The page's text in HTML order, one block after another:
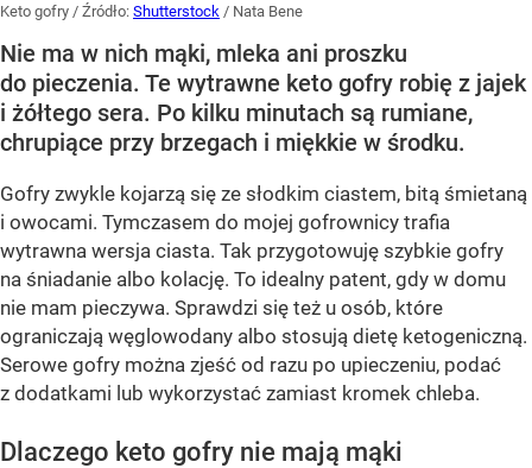
Keto gofry / Źródło: Shutterstock / Nata Bene
Nie ma w nich mąki, mleka ani proszku
do pieczenia. Te wytrawne keto gofry robię z jajek
i żółtego sera. Po kilku minutach są rumiane,
chrupiące przy brzegach i miękkie w środku.
Gofry zwykle kojarzą się ze słodkim ciastem, bitą śmietaną
i owocami. Tymczasem do mojej gofrownicy trafia
wytrawna wersja ciasta. Tak przygotowuję szybkie gofry
na śniadanie albo kolację. To idealny patent, gdy w domu
nie mam pieczywa. Sprawdzi się też u osób, które
ograniczają węglowodany albo stosują dietę ketogeniczną.
Serowe gofry można zjeść od razu po upieczeniu, podać
z dodatkami lub wykorzystać zamiast kromek chleba.
Dlaczego keto gofry nie mają mąki